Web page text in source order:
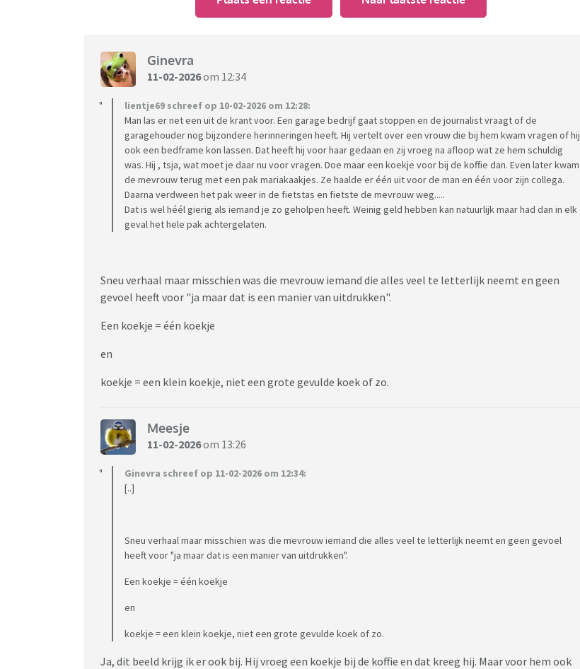
Ginevra
11-02-2026om 12:34
lientje69 schreef op 10-02-2026 om 12:28:
Man las er net een uit de krant voor. Een garage bedrijf gaat stoppen en de journalist vraagt of de
garagehouder nog bijzondere herinneringen heeft. Hij vertelt over een vrouw die bij hem kwam vragen of hij
ook een bedframe kon lassen. Dat heeft hij voor haar gedaan en zij vroeg na afloop wat ze hem schuldig
was. Hij , tsja, wat moet je daar nu voor vragen. Doe maar een koekje voor bij de koffie dan. Even later kwam
de mevrouw terug met een pak mariakaakjes. Ze haalde er één uit voor de man en één voor zijn collega.
Daarna verdween het pak weer in de fietstas en fietste de mevrouw weg.....
Dat is wel héél gierig als iemand je zo geholpen heeft. Weinig geld hebben kan natuurlijk maar had dan in elk
geval het hele pak achtergelaten.
Sneu verhaal maar misschien was die mevrouw iemand die alles veel te letterlijk neemt en geen
gevoel heeft voor "ja maar dat is een manier van uitdrukken".
Een koekje = één koekje
en
koekje = een klein koekje, niet een grote gevulde koek of zo.
Meesje
11-02-2026om 13:26
Ginevra schreef op 11-02-2026 om 12:34:
[..]
Sneu verhaal maar misschien was die mevrouw iemand die alles veel te letterlijk neemt en geen gevoel
heeft voor "ja maar dat is een manier van uitdrukken".
Een koekje = één koekje
en
koekje = een klein koekje, niet een grote gevulde koek of zo.
Ja, dit beeld krijg ik er ook bij. Hij vroeg een koekje bij de koffie en dat kreeg hij. Maar voor hem ook